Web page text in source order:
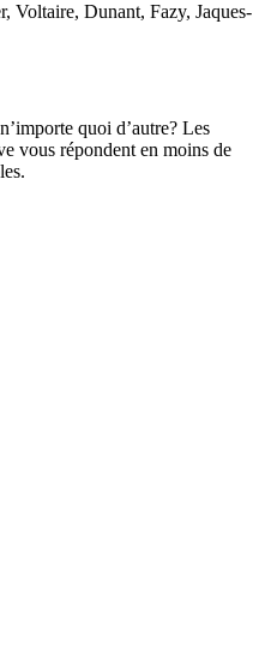
Voltaire, Dunant, Fazy, Jaques-
quoi d’autre? Les
vous répondent en moins de